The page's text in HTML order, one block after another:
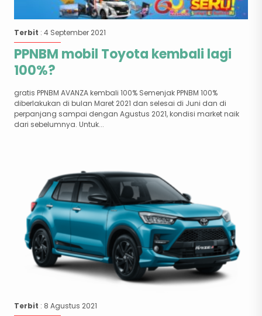
Terbit : 4 September 2021
PPNBM mobil Toyota kembali lagi
100%?
gratis PPNBM AVANZA kembali 100% Semenjak PPNBM 100%
diberlakukan di bulan Maret 2021 dan selesai di Juni dan di
perpanjang sampai dengan Agustus 2021, kondisi market naik
dari sebelumnya. Untuk...
Terbit : 8 Agustus 2021